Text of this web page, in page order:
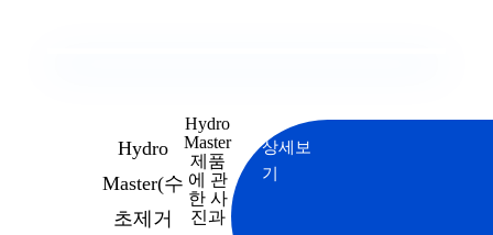
Hydro
Master(수
초제거
Hydro
Master
제품
에 관
한 사
진과
상세보
기